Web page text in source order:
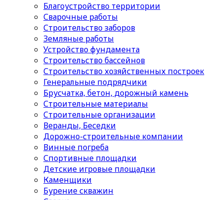
Благоустройство территории
Сварочные работы
Строительство заборов
Земляные работы
Устройство фундамента
Строительство бассейнов
Строительство хозяйственных построек
Генеральные подрядчики
Брусчатка, бетон, дорожный камень
Строительные материалы
Cтроительные организации
Веранды, Беседки
Дорожно-строительные компании
Винные погреба
Спортивные площадки
Детские игровые площадки
Каменщики
Бурение скважин